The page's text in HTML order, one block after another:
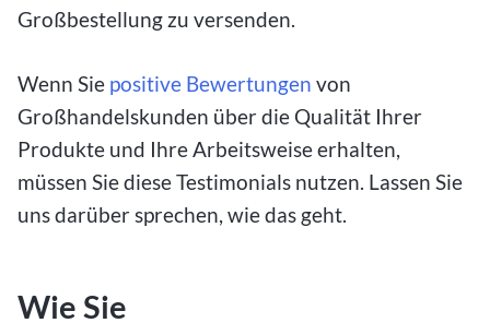
Großbestellung zu versenden.
Wenn Sie positive Bewertungen von
Großhandelskunden über die Qualität Ihrer
Produkte und Ihre Arbeitsweise erhalten,
müssen Sie diese Testimonials nutzen. Lassen Sie
uns darüber sprechen, wie das geht.
Wie Sie